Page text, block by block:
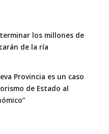
los millones de
de la ría
Provincia es un caso
de Estado al